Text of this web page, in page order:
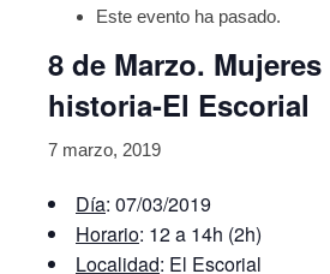
Este evento ha pasado.
8 de Marzo.
historia-El Escorial
7 marzo, 2019
Día: 07/03/2019
Horario: 12 a 14h (2h)
Localidad: El Escorial